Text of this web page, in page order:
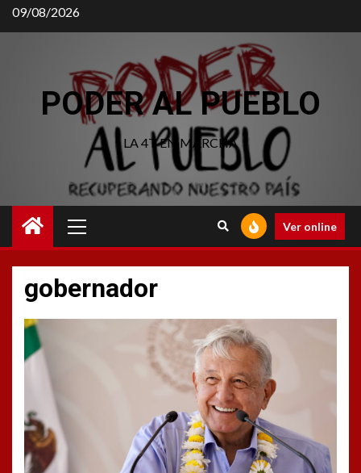
09/08/2026
PODER AL PUEBLO
LA 4T EN MARCHA
Ver online
gobernador